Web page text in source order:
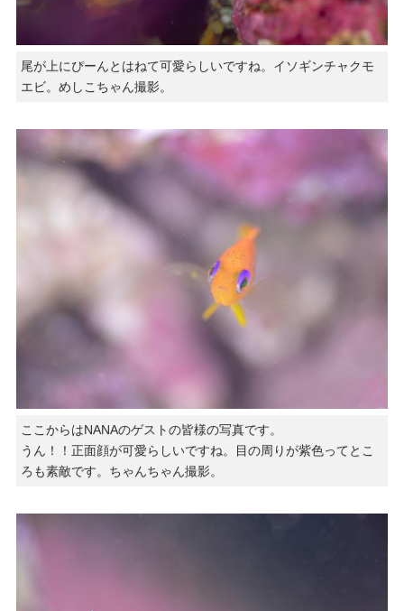
尾が上にぴーんとはねて可愛らしいですね。イソギンチャクモ
エビ。めしこちゃん撮影。
ここからはNANAのゲストの皆様の写真です。
うん！！正面顔が可愛らしいですね。目の周りが紫色ってとこ
ろも素敵です。ちゃんちゃん撮影。